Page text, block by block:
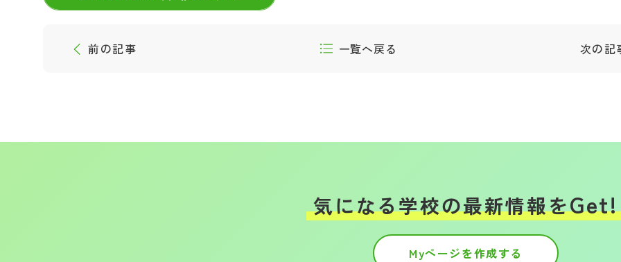
前の記事 一覧へ戻る 次の記
気になる学校の最新情報をGet!
Myページを作成する